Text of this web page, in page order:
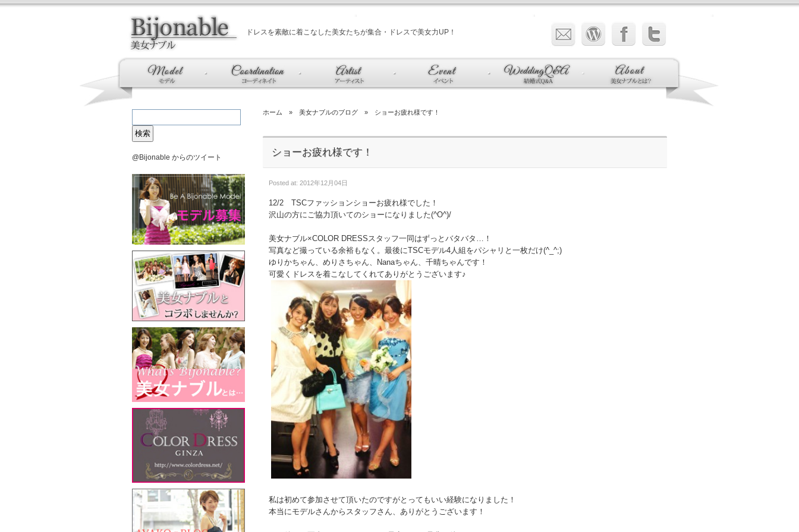
ドレスを素敵に着こなした美女たちが集合・ドレスで美女力UP！
ホーム » 美女ナブルのブログ » ショーお疲れ様です！
ショーお疲れ様です！
Posted at: 2012年12月04日
12/2 TSCファッションショーお疲れ様でした！
沢山の方にご協力頂いてのショーになりました(^O^)/
美女ナブル×COLOR DRESSスタッフ一同はずっとバタバタ…！
写真など撮っている余裕もなく。最後にTSCモデル4人組をパシャリと一枚だけ(^_^;)
ゆりかちゃん、めりさちゃん、Nanaちゃん、千晴ちゃんです！
可愛くドレスを着こなしてくれてありがとうございます♪
私は初めて参加させて頂いたのですがとってもいい経験になりました！
本当にモデルさんからスタッフさん、ありがとうございます！
@Bijonable からのツイート